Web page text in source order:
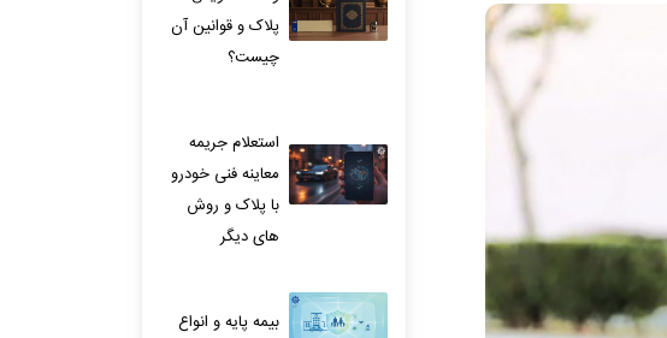
پلاک و قوانین آن
چیست؟
استعلام جریمه
معاینه فنی خودرو
با پلاک و روش
های دیگر
بیمه پایه و انواع